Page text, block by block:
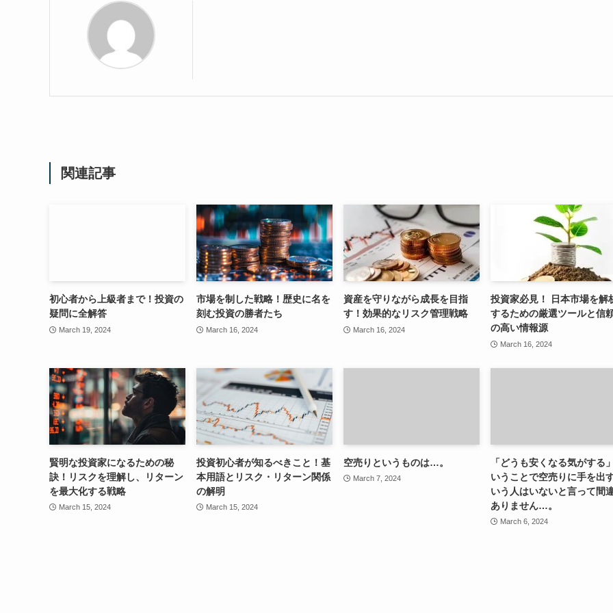
関連記事
初心者から上級者まで！投資の
疑問に全解答
March 19, 2024
市場を制した戦略！歴史に名を
刻む投資の勝者たち
March 16, 2024
資産を守りながら成長を目指
す！効果的なリスク管理戦略
March 16, 2024
投資家必見！ 日本市場を解
するための厳選ツールと信
の高い情報源
March 16, 2024
賢明な投資家になるための秘
訣！リスクを理解し、リターン
を最大化する戦略
March 15, 2024
投資初心者が知るべきこと！基
本用語とリスク・リターン関係
の解明
March 15, 2024
空売りというものは…。
March 7, 2024
「どうも安くなる気がする
いうことで空売りに手を出
いう人はいないと言って間
ありません…。
March 6, 2024